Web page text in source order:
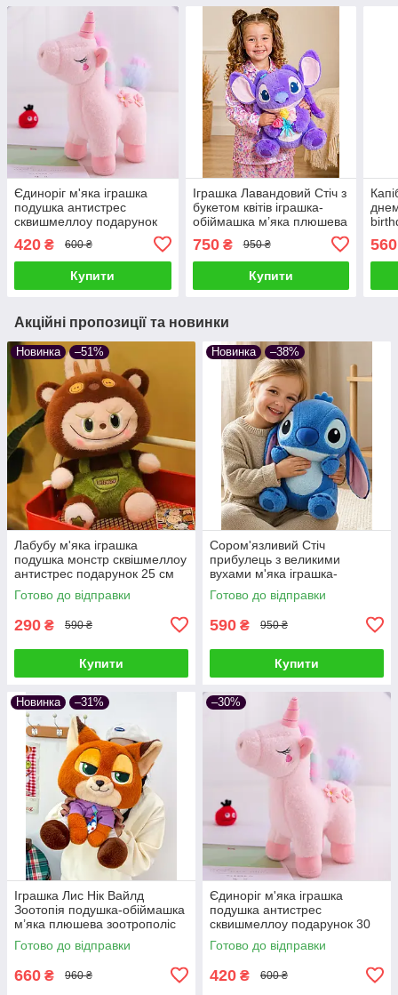
Єдиноріг м'яка іграшка
подушка антистрес
сквишмеллоу подарунок
420 ₴ 600 ₴
Купити
Іграшка Лавандовий Стіч з
букетом квітів іграшка-
обіймашка м’яка плюшева
антистрес подарунок
дітям та дорослим
750₴ 950 ₴
Купити
30
560
Акційні пропозиції та новинки
Новинка –51%
Лабубу м'яка іграшка
подушка монстр сквішмеллоу
антистрес подарунок 25 см
Готово до відправки
290 ₴ 590 ₴
Купити
Новинка –38%
Сором'язливий Стіч
прибулець з великими
вухами м'яка іграшка-
обіймашка плюшева подушка
антистрес подарунок дітям та
Готово до відправки
590 ₴ 950 ₴
Купити
Новинка –31%
Іграшка Лис Нік Вайлд
Зоотопія подушка-обіймашка
м’яка плюшева зоотрополіс
звірополіс сквішмеллоу
подарунок дітям та дорослим
Готово до відправки
660 ₴ 960 ₴
–30%
Єдиноріг м'яка іграшка
подушка антистрес
сквишмеллоу подарунок 30
см Рожевий
Готово до відправки
420 ₴ 600 ₴